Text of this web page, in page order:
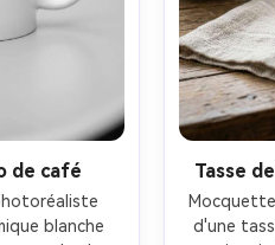
de café
blanche
Tasse
d'une